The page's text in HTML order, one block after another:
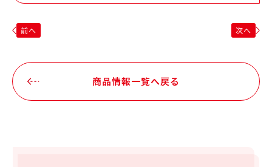
前へ 次へ
商品情報一覧へ戻る